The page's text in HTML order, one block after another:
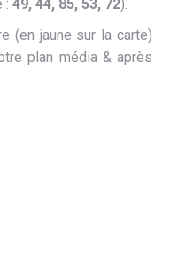
: 49, 44, 85, 53, 72).
(en jaune sur la carte)
plan média & après